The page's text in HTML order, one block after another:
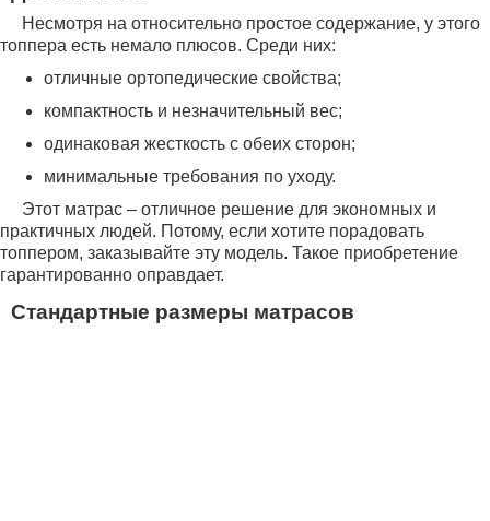
Несмотря на относительно простое содержание, у этого
топпера есть немало плюсов. Среди них:
отличные ортопедические свойства;
компактность и незначительный вес;
одинаковая жесткость с обеих сторон;
минимальные требования по уходу.
Этот матрас – отличное решение для экономных и
практичных людей. Потому, если хотите порадовать
топпером, заказывайте эту модель. Такое приобретение
гарантированно оправдает.
Стандартные размеры матрасов